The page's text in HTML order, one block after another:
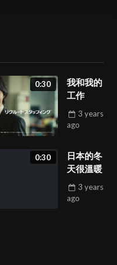
0:30
我和我的
工作
3 years
ago
0:30
日本的冬
天很溫暖
3 years
ago